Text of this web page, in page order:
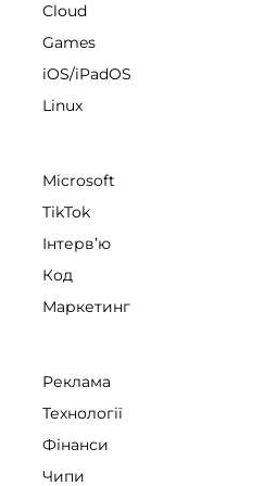
Cloud
Games
iOS/iPadOS
Linux
Microsoft
TikTok
Інтервʼю
Код
Маркетинг
Реклама
Технології
Фінанси
Чипи